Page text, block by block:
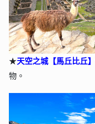
★天空之城【⾺丘比丘】
物。